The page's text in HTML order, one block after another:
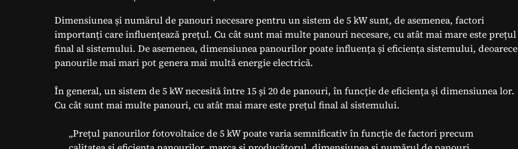
Dimensiunea și numărul de panouri necesare pentru un sistem de 5 kW sunt, de asemenea, factori
importanți care influențează prețul. Cu cât sunt mai multe panouri necesare, cu atât mai mare este prețul
final al sistemului. De asemenea, dimensiunea panourilor poate influența și eficiența sistemului, deoarece
panourile mai mari pot genera mai multă energie electrică.
În general, un sistem de 5 kW necesită între 15 și 20 de panouri, în funcție de eficiența și dimensiunea lor.
Cu cât sunt mai multe panouri, cu atât mai mare este prețul final al sistemului.
„Prețul panourilor fotovoltaice de 5 kW poate varia semnificativ în funcție de factori precum